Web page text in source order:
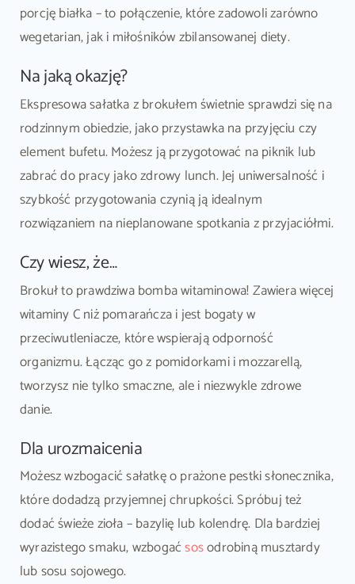
porcję białka – to połączenie, które zadowoli zarówno
wegetarian, jak i miłośników zbilansowanej diety.
Na jaką okazję?
Ekspresowa sałatka z brokułem świetnie sprawdzi się na
rodzinnym obiedzie, jako przystawka na przyjęciu czy
element bufetu. Możesz ją przygotować na piknik lub
zabrać do pracy jako zdrowy lunch. Jej uniwersalność i
szybkość przygotowania czynią ją idealnym
rozwiązaniem na nieplanowane spotkania z przyjaciółmi.
Czy wiesz, że…
Brokuł to prawdziwa bomba witaminowa! Zawiera więcej
witaminy C niż pomarańcza i jest bogaty w
przeciwutleniacze, które wspierają odporność
organizmu. Łącząc go z pomidorkami i mozzarellą,
tworzysz nie tylko smaczne, ale i niezwykle zdrowe
danie.
Dla urozmaicenia
Możesz wzbogacić sałatkę o prażone pestki słonecznika,
które dodadzą przyjemnej chrupkości. Spróbuj też
dodać świeże zioła – bazylię lub kolendrę. Dla bardziej
wyrazistego smaku, wzbogaćsosodrobiną musztardy
lub sosu sojowego.